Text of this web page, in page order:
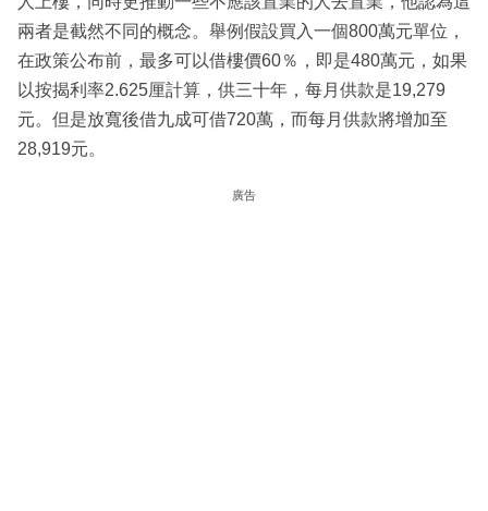
兩者是截然不同的概念。舉例假設買入一個800萬元單位，
在政策公布前，最多可以借樓價60％，即是480萬元，如果
以按揭利率2.625厘計算，供三十年，每月供款是19,279
元。但是放寬後借九成可借720萬，而每月供款將增加至
28,919元。
廣告